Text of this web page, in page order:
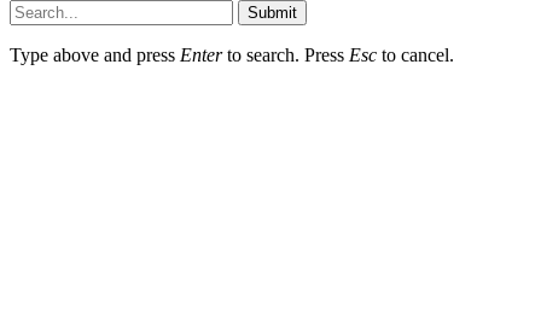
Submit
Type above and press Enterto search. Press Esc to cancel.